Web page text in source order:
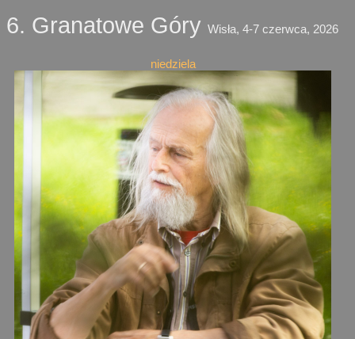
6. Granatowe Góry Wisła, 4-7 czerwca, 2026
niedziela